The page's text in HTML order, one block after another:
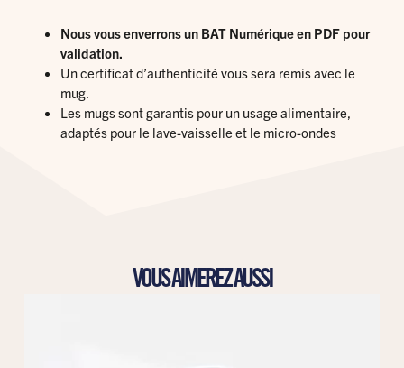
Nous vous enverrons un BAT Numérique en PDF pour
validation.
Un certificat d’authenticité vous sera remis avec le
mug.
Les mugs sont garantis pour un usage alimentaire,
adaptés pour le lave-vaisselle et le micro-ondes
VOUS AIMEREZ AUSSI